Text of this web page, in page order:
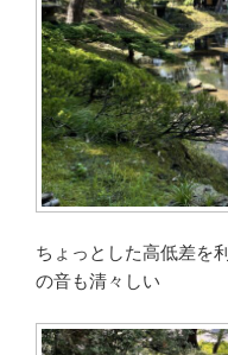
ちょっとした高低差を
の音も清々しい